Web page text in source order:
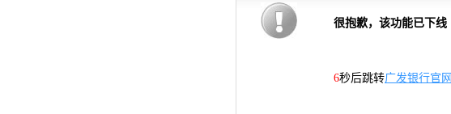
很抱歉，该功能已下线
6秒后跳转广发银行官网